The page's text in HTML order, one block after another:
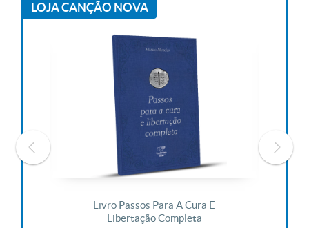
LOJA CANÇÃO NOVA
Livro Passos Para A Cura E
Libertação Completa